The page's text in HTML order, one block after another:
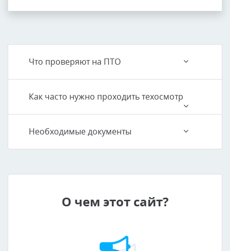
Что проверяют на ПТО
Как часто нужно проходить техосмотр
Необходимые документы
О чем этот сайт?